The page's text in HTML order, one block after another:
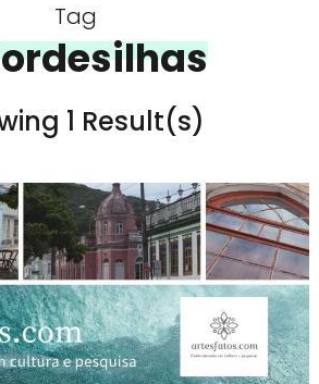
Tag
1 Result(s)